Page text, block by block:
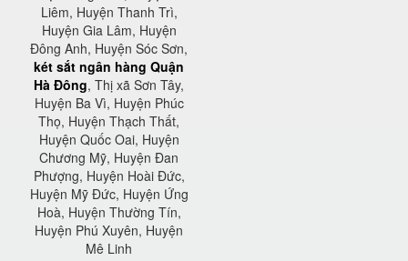
Liêm, Huyện Thanh Trì,
Huyện Gia Lâm, Huyện
Đông Anh, Huyện Sóc Sơn,
két sắt ngân hàng Quận
Hà Đông, Thị xã Sơn Tây,
Huyện Ba Vì, Huyện Phúc
Thọ, Huyện Thạch Thất,
Huyện Quốc Oai, Huyện
Chương Mỹ, Huyện Đan
Phượng, Huyện Hoài Đức,
Huyện Mỹ Đức, Huyện Ứng
Hoà, Huyện Thường Tín,
Huyện Phú Xuyên, Huyện
Mê Linh